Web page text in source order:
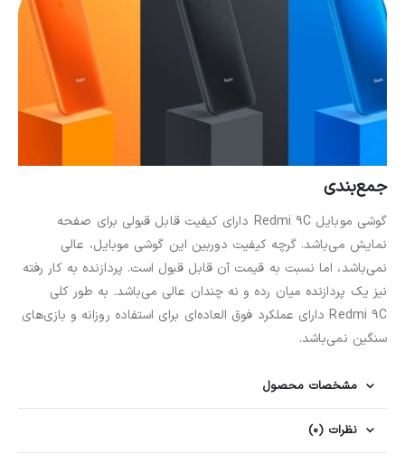
جمع‌بندی
گوشی موبایل Redmi 9C دارای کیفیت قابل قبولی برای صفحه
نمایش می‌باشد. گرچه کیفیت دوربین این گوشی موبایل، عالی
نمی‌باشد، اما نسبت به قیمت آن قابل قبول است. پردازنده به کار رفته
نیز یک پردازنده میان رده و نه چندان عالی می‌باشد. به طور کلی
Redmi 9C دارای عملکرد فوق العاده‌ای برای استفاده روزانه و بازی‌های
سنگین نمی‌باشد.
مشخصات محصول
نظرات (0)